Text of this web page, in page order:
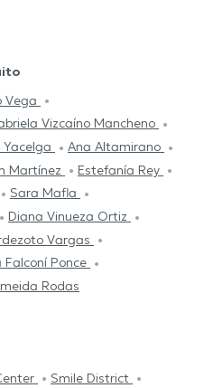
Vega
Vizcaíno Mancheno
Ana Altamirano
Martínez
Estefanía Rey
Sara Mafla
Diana Vinueza Ortiz
Vargas
Falconí Ponce
Rodas
Smile District